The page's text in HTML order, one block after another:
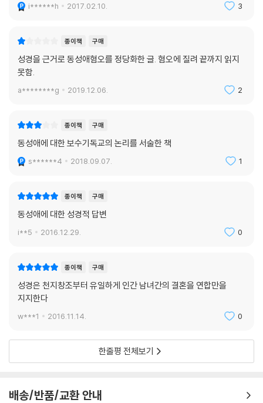
컨티뉴드』의 저자)
“최근 동성애에 관하여 다각적인 주제로 열띤 논쟁이 벌어지고 있다. 그 가
로 동성애에 관한 성경의 가르침이다. 저자는 늘 그러하듯 분명하고도 명
확한 어조로 이러한 필요를 충족시킨다.” _D. A. 카슨(트리니티 에반젤리
컬 신학교 신약학 연구 교수)
i******h 2017.02.10. 3
종이책 구매
성경을 근거로 동성애혐오를 정당화한 글. 혐오에 질려 끝까지 읽지
못함.
a********g 2019.12.06. 2
종이책 구매
동성애에 대한 보수기독교의 논리를 서술한 책
s******4 2018.09.07. 1
종이책 구매
동성애에 대한 성경적 답변
i**5 2016.12.29. 0
종이책 구매
성경은 천지창조부터 유일하게 인간 남녀간의 결혼을 연합만을
지지한다
w***1 2016.11.14. 0
한줄평 전체보기
배송/반품/교환 안내